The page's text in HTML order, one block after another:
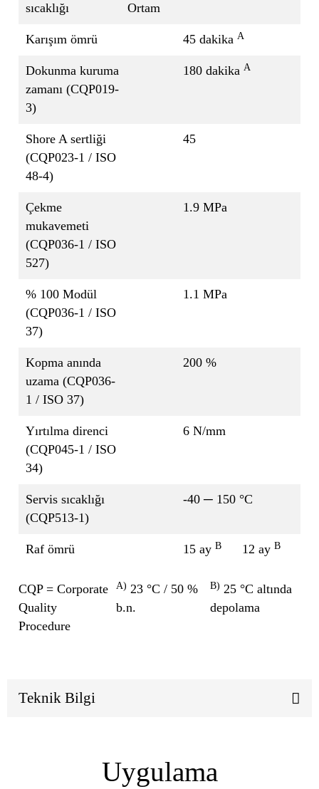
sıcaklığı
Ortam
Karışım ömrü 45 dakika A
Dokunma kuruma
zamanı (CQP019-
3)
180 dakika A
Shore A sertliği
(CQP023-1 / ISO
48-4)
45
Çekme
mukavemeti
(CQP036-1 / ISO
527)
1.9 MPa
% 100 Modül
(CQP036-1 / ISO
37)
1.1 MPa
Kopma anında
uzama (CQP036-
1 / ISO 37)
200 %
Yırtılma direnci
(CQP045-1 / ISO
34)
6 N/mm
Servis sıcaklığı
(CQP513-1)
-40 ─ 150 °C
Raf ömrü 15 ay B 12 ay B
CQP = Corporate
Quality
Procedure
A) 23 °C / 50 %
b.n.
B) 25 °C altında
depolama
Teknik Bilgi
Uygulama